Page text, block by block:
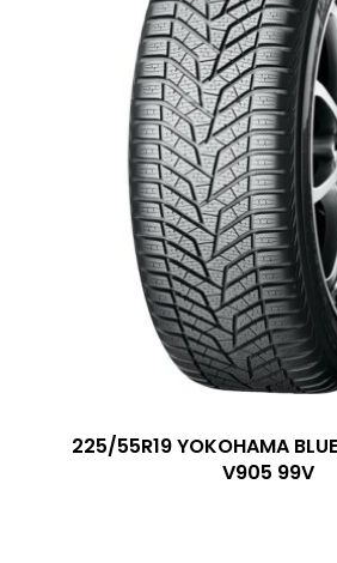
225/55R19 YOKOHAMA
V905 99V